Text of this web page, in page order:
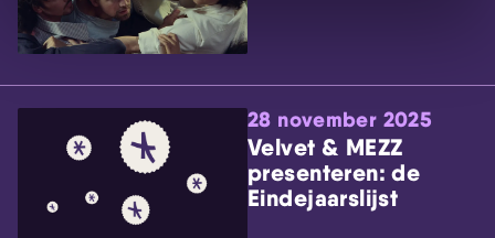
28 november 2025
Velvet & MEZZ
presenteren: de
Eindejaarslijst